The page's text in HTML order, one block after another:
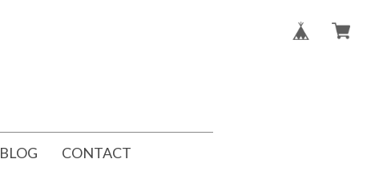
BLOG CONTACT